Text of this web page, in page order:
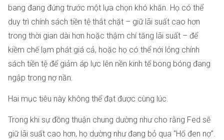
bang đang đứng trước một lựa chọn khó khăn. Họ có thể
duy trì chính sách tiền tệ thắt chặt – giữ lãi suất cao hơn
trong thời gian dài hơn hoặc thậm chí tăng lãi suất – để
kiềm chế lạm phát giá cả, hoặc họ có thể nới lỏng chính
sách tiền tệ để giảm áp lực lên nền kinh tế bong bóng đang
ngập trong nợ nần.
Hai mục tiêu này không thể đạt được cùng lúc.
Trong khi sự đồng thuận chung dường như cho rằng Fed sẽ
giữ lãi suất cao hơn, họ dường như đang bỏ qua "Hố đen nợ".